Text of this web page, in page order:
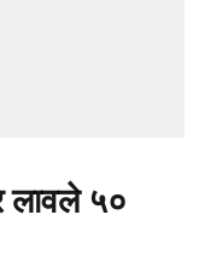
लावले ५०